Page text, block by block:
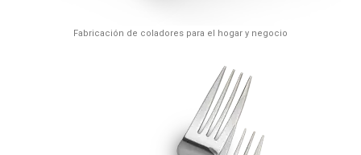
Fabricación de coladores para el hogar y negocio